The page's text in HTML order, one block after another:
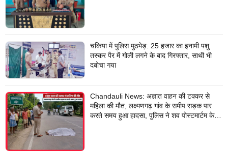
चकिया में पुलिस मुठभेड़: 25 हजार का इनामी पशु
तस्कर पैर में गोली लगने के बाद गिरफ्तार, साथी भी
दबोचा गया
Chandauli News: अज्ञात वाहन की टक्कर से
महिला की मौत, लक्ष्मणगढ़ गांव के समीप सड़क पार
करते समय हुआ हादसा, पुलिस ने शव पोस्टमार्टम के